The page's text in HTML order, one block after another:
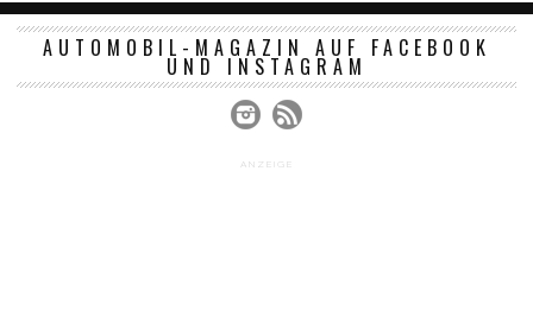
AUTOMOBIL-MAGAZIN AUF FACEBOOK
UND INSTAGRAM
ANZEIGE